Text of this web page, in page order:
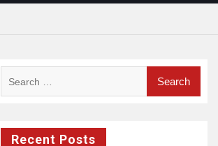
Recent Posts